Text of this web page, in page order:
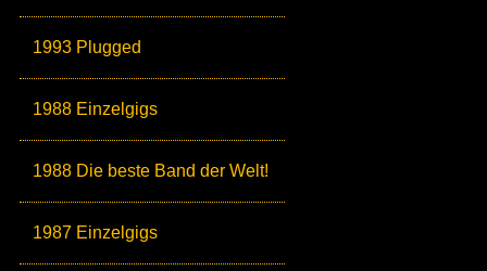
1993 Plugged
1988 Einzelgigs
1988 Die beste Band der Welt!
1987 Einzelgigs